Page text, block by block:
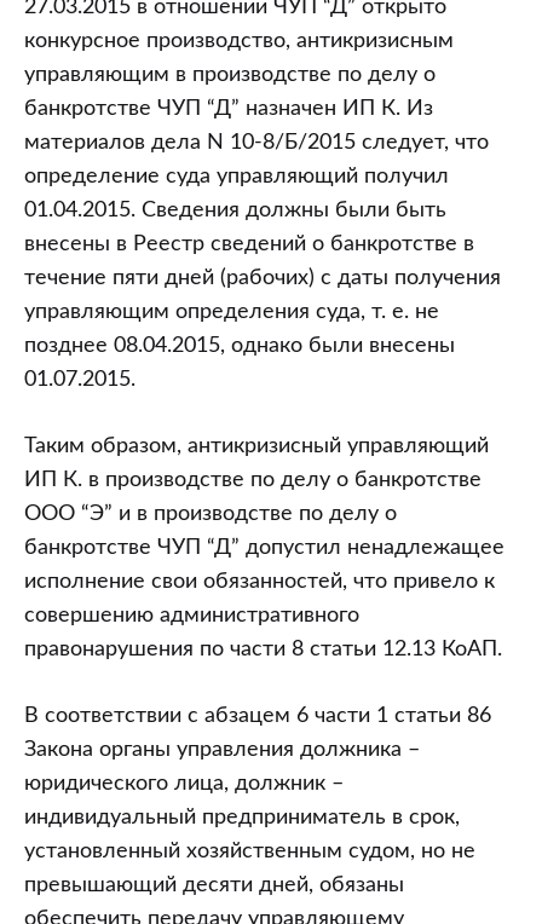
27.03.2015 в отношении ЧУП “Д” открыто
конкурсное производство, антикризисным
управляющим в производстве по делу о
банкротстве ЧУП “Д” назначен ИП К. Из
материалов дела N 10-8/Б/2015 следует, что
определение суда управляющий получил
01.04.2015. Сведения должны были быть
внесены в Реестр сведений о банкротстве в
течение пяти дней (рабочих) с даты получения
управляющим определения суда, т. е. не
позднее 08.04.2015, однако были внесены
01.07.2015.
Таким образом, антикризисный управляющий
ИП К. в производстве по делу о банкротстве
ООО “Э” и в производстве по делу о
банкротстве ЧУП “Д” допустил ненадлежащее
исполнение свои обязанностей, что привело к
совершению административного
правонарушения по части 8 статьи 12.13 КоАП.
В соответствии с абзацем 6 части 1 статьи 86
Закона органы управления должника –
юридического лица, должник –
индивидуальный предприниматель в срок,
установленный хозяйственным судом, но не
превышающий десяти дней, обязаны
обеспечить передачу управляющему